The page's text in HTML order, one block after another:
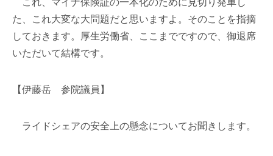
これ、マイナ保険証の一本化のために見切り発車し
た、これ大変な大問題だと思いますよ。そのことを指摘
しておきます。厚生労働省、ここまでですので、御退席
いただいて結構です。
【伊藤岳 参院議員】
ライドシェアの安全上の懸念についてお聞きします。